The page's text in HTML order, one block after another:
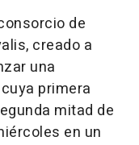
de
creado a
una
primera
mitad de
en un